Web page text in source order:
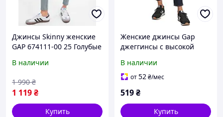
Джинсы Skinny женские
GAP 674111-00 25 Голубые
В наличии
1 119₴
1 990 ₴
Купить
Женские джинсы Gap
джеггинсы с высокой
(Синий, 24)
В наличии
от52₴/мес
519₴
Купить